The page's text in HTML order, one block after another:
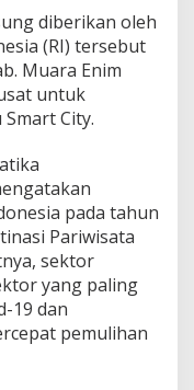
diberikan oleh
(RI) tersebut
Muara Enim
untuk
City.
pada tahun
Pariwisata
sektor
yang paling
19 dan
pemulihan